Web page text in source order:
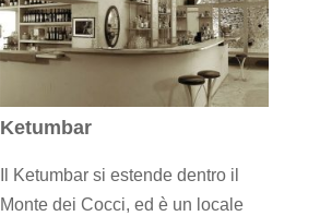
Ketumbar
Il Ketumbar si estende dentro il
Monte dei Cocci, ed è un locale